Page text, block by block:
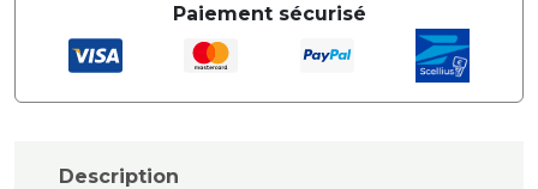
Paiement sécurisé
Description